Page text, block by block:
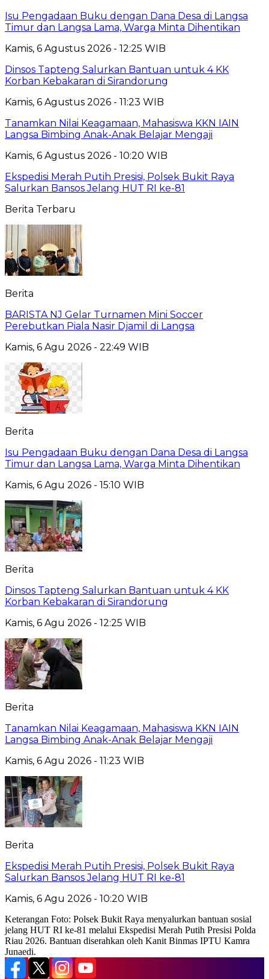
Isu Pengadaan Buku dengan Dana Desa di Langsa
Timur dan Langsa Lama, Warga Minta Dihentikan
Kamis, 6 Agustus 2026 - 12:25 WIB
Dinsos Tapteng Salurkan Bantuan untuk 4 KK
Korban Kebakaran di Sirandorung
Kamis, 6 Agustus 2026 - 11:23 WIB
Tanamkan Nilai Keagamaan, Mahasiswa KKN IAIN
Langsa Bimbing Anak-Anak Belajar Mengaji
Kamis, 6 Agustus 2026 - 10:20 WIB
Ekspedisi Merah Putih Presisi, Polsek Bukit Raya
Salurkan Bansos Jelang HUT RI ke-81
Berita Terbaru
Berita
BARISTA NJ Gelar Turnamen Mini Soccer
Perebutkan Piala Nasir Djamil di Langsa
Kamis, 6 Agu 2026 - 22:49 WIB
Berita
Isu Pengadaan Buku dengan Dana Desa di Langsa
Timur dan Langsa Lama, Warga Minta Dihentikan
Kamis, 6 Agu 2026 - 15:10 WIB
Berita
Dinsos Tapteng Salurkan Bantuan untuk 4 KK
Korban Kebakaran di Sirandorung
Kamis, 6 Agu 2026 - 12:25 WIB
Berita
Tanamkan Nilai Keagamaan, Mahasiswa KKN IAIN
Langsa Bimbing Anak-Anak Belajar Mengaji
Kamis, 6 Agu 2026 - 11:23 WIB
Berita
Ekspedisi Merah Putih Presisi, Polsek Bukit Raya
Salurkan Bansos Jelang HUT RI ke-81
Kamis, 6 Agu 2026 - 10:20 WIB
Keterangan Foto: Polsek Bukit Raya menyalurkan bantuan sosial
jelang HUT RI ke-81 melalui Ekspedisi Merah Putih Presisi Polda
Riau 2026. Bantuan diserahkan oleh Kanit Binmas IPTU Kamra
Junaedi.